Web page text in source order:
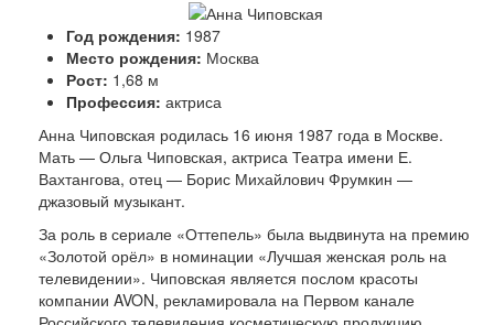
Год рождения: 1987
Место рождения: Москва
Рост: 1,68 м
Профессия: актриса
Анна Чиповская родилась 16 июня 1987 года в Москве.
Мать — Ольга Чиповская, актриса Театра имени Е.
Вахтангова, отец — Борис Михайлович Фрумкин —
джазовый музыкант.
За роль в сериале «Оттепель» была выдвинута на премию
«Золотой орёл» в номинации «Лучшая женская роль на
телевидении». Чиповская является послом красоты
компании AVON, рекламировала на Первом канале